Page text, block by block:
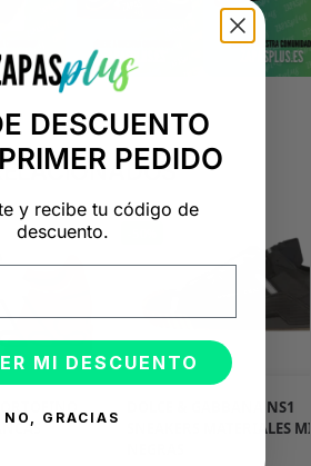
DOLCE & GABBANA NS1
SNEAKERS MATERIALES
DESCUENTO
PEDIDO
y recibe tu código de
descuento.
MI DESCUENTO
NO, GRACIAS